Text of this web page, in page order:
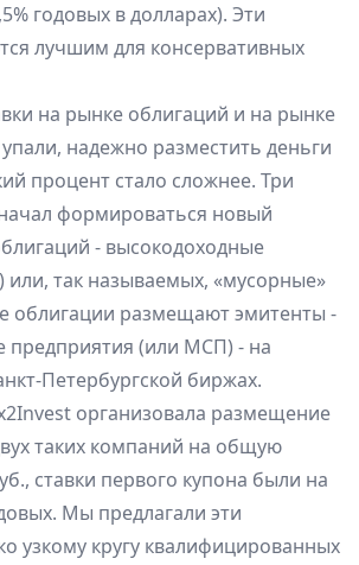
годовых в долларах). Эти
лучшим для консервативных
на рынке облигаций и на рынке
надежно разместить деньги
процент стало сложнее. Три
формироваться новый
- высокодоходные
так называемых, «мусорные»
облигации размещают эмитенты -
предприятия (или МСП) - на
Петербургской биржах.
организовала размещение
таких компаний на общую
ставки первого купона были на
Мы предлагали эти
узкому кругу квалифицированных